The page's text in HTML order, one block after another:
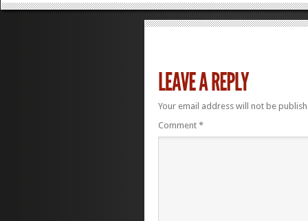
Your email address will not be
Comment *